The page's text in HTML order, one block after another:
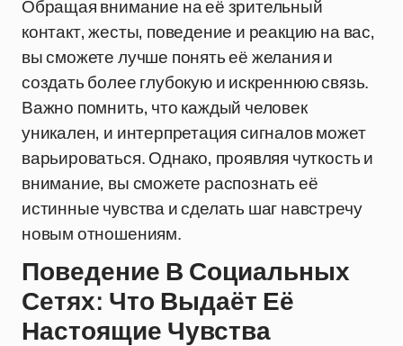
Обращая внимание на её зрительный
контакт, жесты, поведение и реакцию на вас,
вы сможете лучше понять её желания и
создать более глубокую и искреннюю связь.
Важно помнить, что каждый человек
уникален, и интерпретация сигналов может
варьироваться. Однако, проявляя чуткость и
внимание, вы сможете распознать её
истинные чувства и сделать шаг навстречу
новым отношениям.
Поведение В Социальных
Сетях: Что Выдаёт Её
Настоящие Чувства